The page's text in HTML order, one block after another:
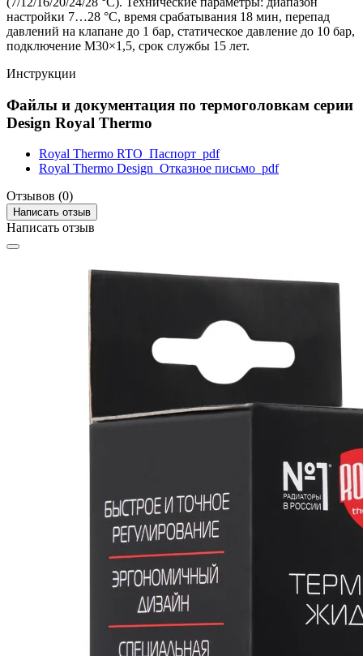
настройки 7…28 °C, время срабатывания 18 мин, перепад
давлений на клапане до 1 бар, статическое давление до 10 бар,
подключение M30×1,5, срок службы 15 лет.
Инструкции
Файлы и документация по термоголовкам серии
Design Royal Thermo
Royal Thermo RTO_Паспорт_pdf
Royal Thermo Design_Отказное письмо_pdf
Отзывов (0)
Написать отзыв
Написать отзыв